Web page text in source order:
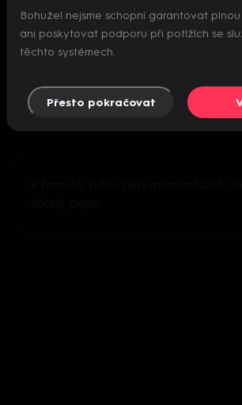
Nepodařilo se inicializovat
Bohužel nejsme schopni garantovat
ani poskytovat podporu při potížích se
těchto systémech.
Přesto pokračovat